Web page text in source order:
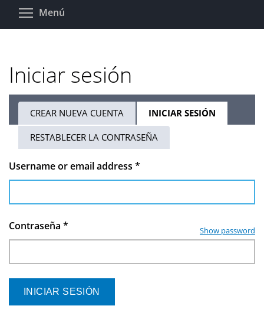
Pasar
Menú
Iniciar sesión
Solapas
principales
CREAR NUEVA CUENTA INICIAR SESIÓN
ACTIVA)
RESTABLECER LA CONTRASEÑA
Username or email address *
Contraseña * Show password